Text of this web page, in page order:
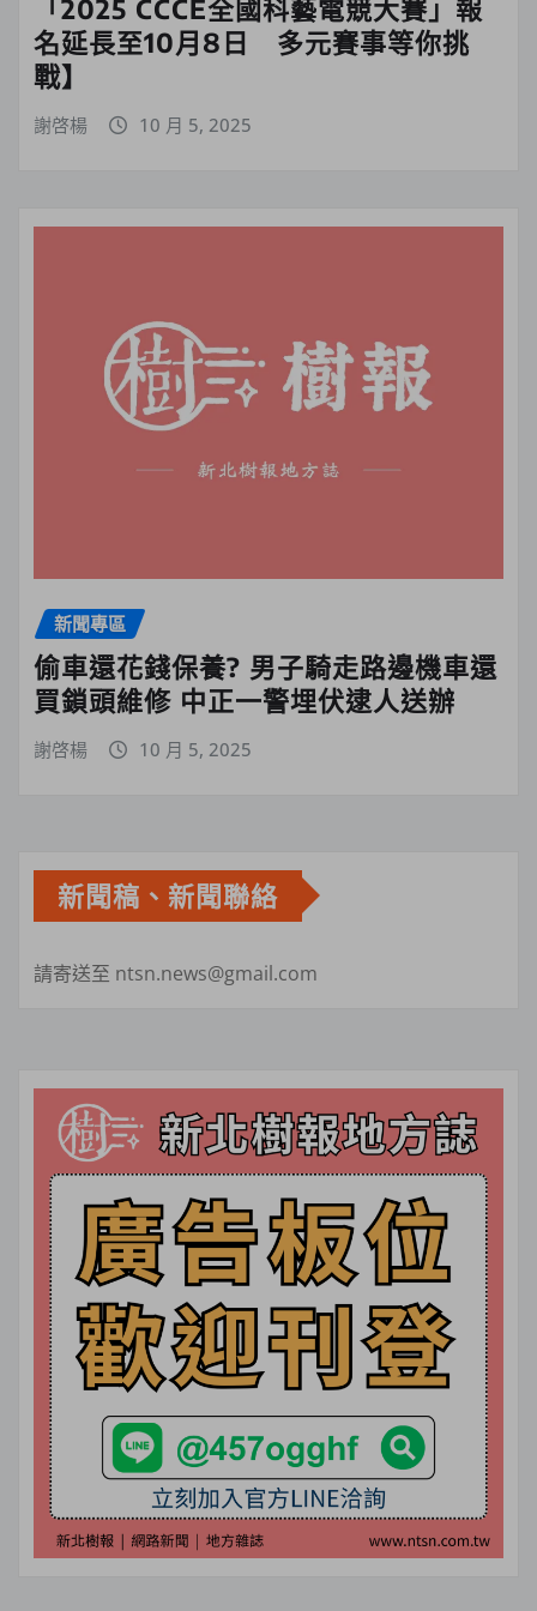
「2025 CCCE全國科藝電競大賽」報
名延長至10月8日 多元賽事等你挑
戰】
謝啓楊 10 月 5, 2025
新聞專區
偷車還花錢保養? 男子騎走路邊機車還
買鎖頭維修 中正一警埋伏逮人送辦
謝啓楊 10 月 5, 2025
新聞稿、新聞聯絡
請寄送至 ntsn.news@gmail.com